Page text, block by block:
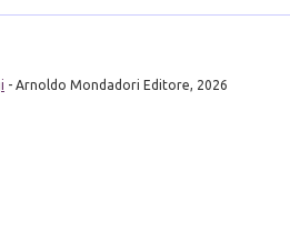
- Arnoldo Mondadori Editore, 2026